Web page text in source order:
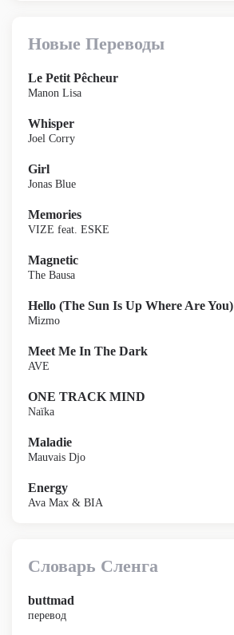
Новые Переводы
Le Petit Pêcheur
Manon Lisa
Whisper
Joel Corry
Girl
Jonas Blue
Memories
VIZE feat. ESKE
Magnetic
The Bausa
Hello (The Sun Is Up Where Are You)
Mizmo
Meet Me In The Dark
AVE
ONE TRACK MIND
Naïka
Maladie
Mauvais Djo
Energy
Ava Max & BIA
Словарь Сленга
buttmad
перевод